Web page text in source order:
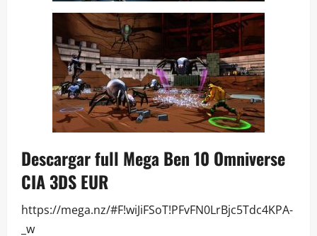
Descargar full Mega Ben 10 Omniverse
CIA 3DS EUR
https://mega.nz/#F!wiJiFSoT!PFvFN0LrBjc5Tdc4KPA-
_w